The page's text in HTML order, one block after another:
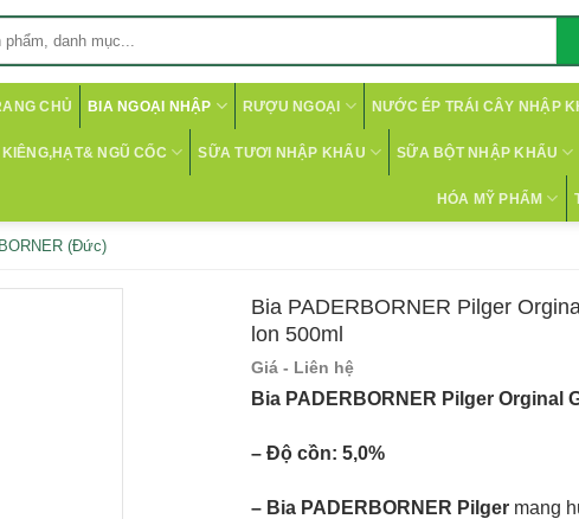
CHỦ BIA NGOẠI NHẬP RƯỢU NGOẠI NƯỚC ÉP TRÁI CÂY NHẬP
NGŨ CỐC SỮA TƯƠI NHẬP KHẨU SỮA BỘT NHẬP KHẨU
HÓA MỸ PHẨM
(Đức)
Bia PADERBORNER Pilger
lon 500ml
Giá - Liên hệ
Bia PADERBORNER Pilger Orginal
– Độ cồn: 5,0%
– Bia PADERBORNER Pilger mang